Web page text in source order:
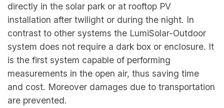
directly in the solar park or at rooftop PV
installation after twilight or during the night. In
contrast to other systems the LumiSolar-Outdoor
system does not require a dark box or enclosure. It
is the first system capable of performing
measurements in the open air, thus saving time
and cost. Moreover damages due to transportation
are prevented.